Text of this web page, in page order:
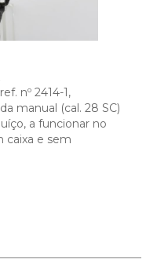
nº 2414-1,
manual (cal. 28 SC)
a funcionar no
caixa e sem